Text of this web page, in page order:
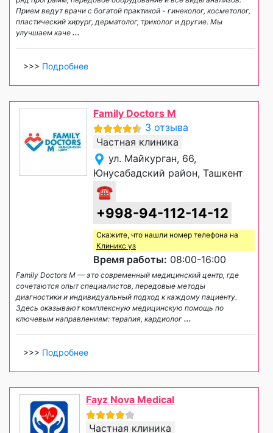
Прием ведут врачи с богатой практикой - гинеколог, косметолог,
пластический хирург, дерматолог, трихолог и другие. Мы
улучшаем каче ...
>>> Подробнее
Family Doctors M
3 отзыва
Частная клиника
ул. Майкурган, 66,
Юнусабадский район, Ташкент
☎
+998-94-112-14-12
Скажите, что нашли номер телефона на
Клиникс уз
Время работы: 08:00-16:00
Family Doctors M — это современный медицинский центр, где
сочетаются опыт специалистов, передовые методы
диагностики и индивидуальный подход к каждому пациенту.
Здесь оказывают комплексную медицинскую помощь по
ключевым направлениям: терапия, кардиолог ...
>>> Подробнее
Fayz Nova Medical
Частная клиника